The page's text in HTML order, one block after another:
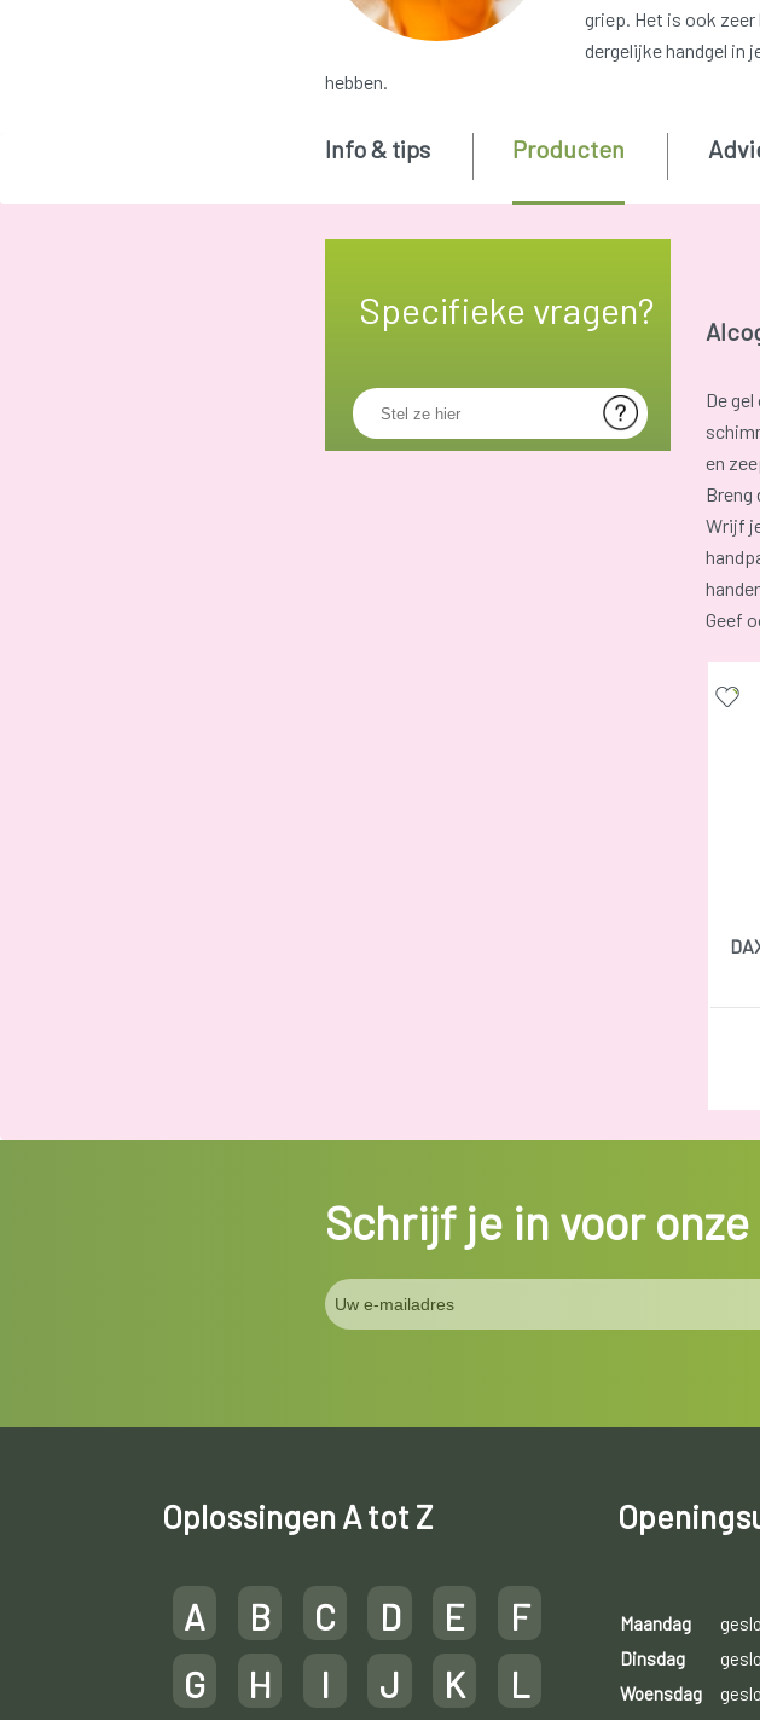
griep. Het is ook zeer
dergelijke handgel in
hebben.
Specifieke vragen?
Info & tips Producten
De
en
Breng
Wrijf
Geef
Schrijf je in voor
Oplossingen A tot Z
A B C D E
F
G
H I J K
L
Maandag
Dinsdag
Woensdag